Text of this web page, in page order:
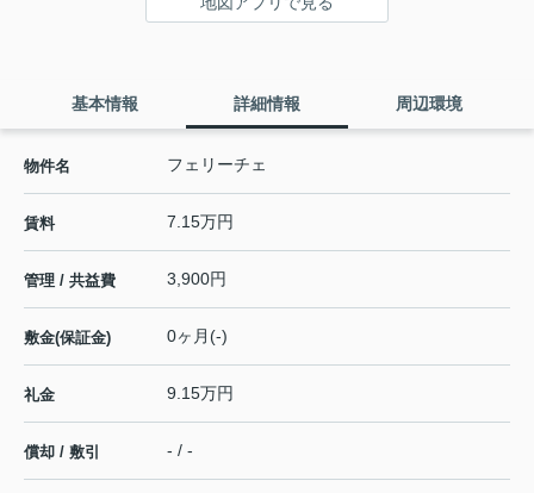
基本情報 詳細情報 周辺環境
物件名 フェリーチェ
賃料 7.15万円
管理 / 共益費 3,900円
敷金(保証金) 0ヶ月(-)
礼金 9.15万円
償却 / 敷引 - / -